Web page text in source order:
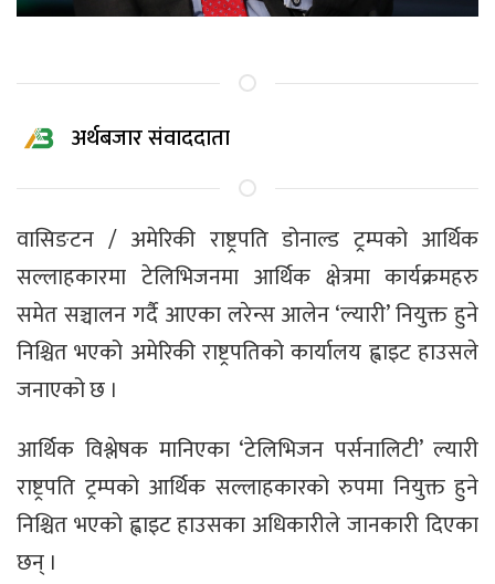
अर्थबजार संवाददाता
वासिङटन / अमेरिकी राष्ट्रपति डोनाल्ड ट्रम्पको आर्थिक
सल्लाहकारमा टेलिभिजनमा आर्थिक क्षेत्रमा कार्यक्रमहरु
समेत सञ्चालन गर्दै आएका लरेन्स आलेन ‘ल्यारी’ नियुक्त हुने
निश्चित भएको अमेरिकी राष्ट्रपतिको कार्यालय ह्वाइट हाउसले
जनाएको छ ।
आर्थिक विश्लेषक मानिएका ‘टेलिभिजन पर्सनालिटी’ ल्यारी
राष्ट्रपति ट्रम्पको आर्थिक सल्लाहकारको रुपमा नियुक्त हुने
निश्चित भएको ह्वाइट हाउसका अधिकारीले जानकारी दिएका
छन् ।